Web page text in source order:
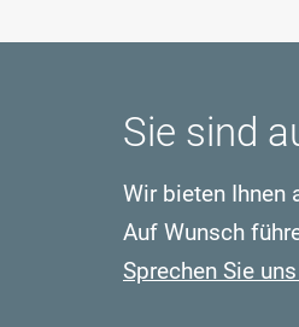
Sie sind
Wir bieten Ihnen
Auf Wunsch
Sprechen Sie